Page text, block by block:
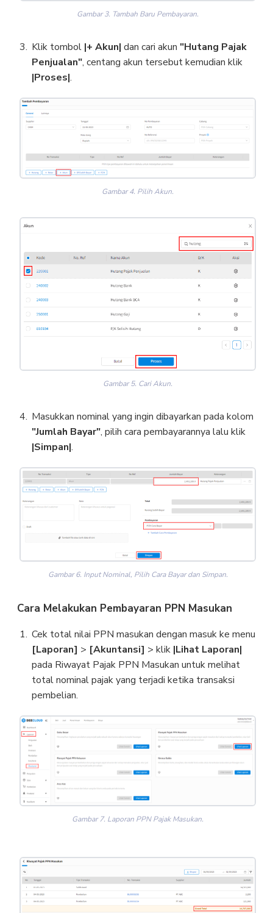
Gambar 3. Tambah Baru Pembayaran.
Klik tombol |+ Akun| dan cari akun "Hutang Pajak
Penjualan", centang akun tersebut kemudian klik
|Proses|.
Gambar 4. Pilih Akun.
Gambar 5. Cari Akun.
Masukkan nominal yang ingin dibayarkan pada kolom
"Jumlah Bayar", pilih cara pembayarannya lalu klik
|Simpan|.
Gambar 6. Input Nominal, Pilih Cara Bayar dan Simpan.
Cara Melakukan Pembayaran PPN Masukan
Cek total nilai PPN masukan dengan masuk ke menu
[Laporan] > [Akuntansi] > klik |Lihat Laporan|
pada Riwayat Pajak PPN Masukan untuk melihat
total nominal pajak yang terjadi ketika transaksi
pembelian.
Gambar 7. Laporan PPN Pajak Masukan.